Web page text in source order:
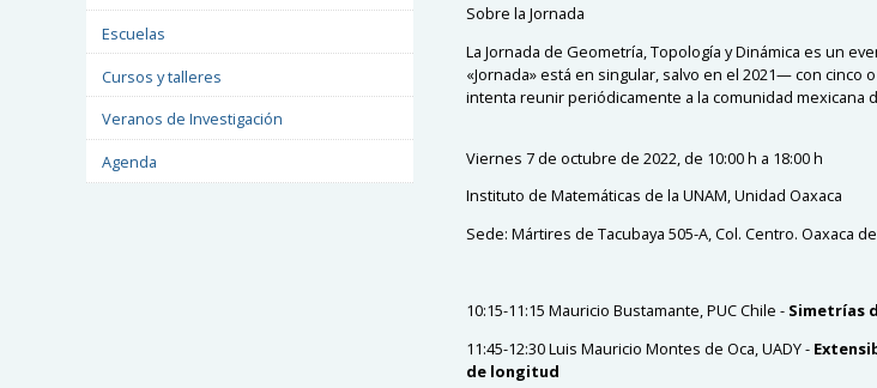
Sobre la Jornada
La Jornada de Geometría, Topología y Dinámica es un
«Jornada» está en singular, salvo en el 2021— con cinco
intenta reunir periódicamente a la comunidad mexicana
Viernes 7 de octubre de 2022, de 10:00 h a 18:00 h
Instituto de Matemáticas de la UNAM, Unidad Oaxaca
Sede: Mártires de Tacubaya 505-A, Col. Centro. Oaxaca
10:15-11:15 Mauricio Bustamante, PUC Chile - Simetrías
11:45-12:30 Luis Mauricio Montes de Oca, UADY -
de longitud
Escuelas
Cursos y talleres
Veranos de Investigación
Agenda